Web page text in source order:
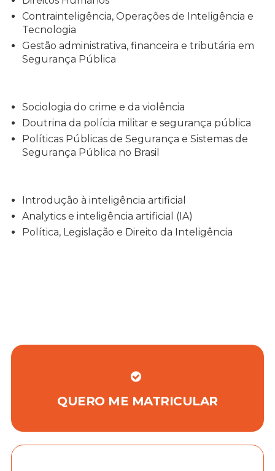
Contrainteligência, Operações de Inteligência e
Tecnologia
Gestão administrativa, financeira e tributária em
Segurança Pública
Sociologia do crime e da violência
Doutrina da polícia militar e segurança pública
Políticas Públicas de Segurança e Sistemas de
Segurança Pública no Brasil
Introdução à inteligência artificial
Analytics e inteligência artificial (IA)
Política, Legislação e Direito da Inteligência
QUERO ME MATRICULAR